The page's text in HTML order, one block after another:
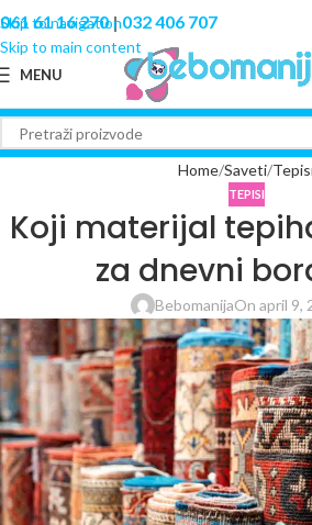
Skip to navigation
Skip to main content
061 61 16 270|032 406 707
MENU
Home Saveti
TEPISI
Koji materijal
za dnevni
BebomanijaOn april 9,